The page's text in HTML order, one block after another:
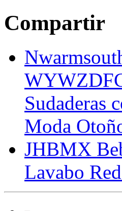
Compartir
Sudaderas
Moda
JHBMX
Lavabo